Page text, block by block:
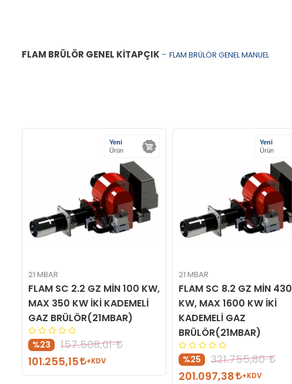
FLAM BRÜLÖR GENEL KİTAPÇIK - FLAM BRÜLÖR GENEL MANUEL
Yeni
Ürün
21 MBAR
FLAM SC 2.2 GZ MİN 100 KW,
MAX 350 KW İKİ KADEMELİ
GAZ BRÜLÖR(21MBAR)
%23
157.508,01
101.255,15
+KDV
Yeni
Ürün
21 MBAR
FLAM SC 8.2 GZ MİN 430
KW, MAX 1600 KW İKİ
KADEMELİ GAZ
BRÜLÖR(21MBAR)
%25
321.755,80
201.097,38
+KDV